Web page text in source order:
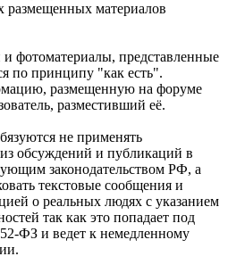
размещенных материалов
фотоматериалы, представленные
по принципу "как есть".
размещенную на форуме
разместивший её.
не применять
обсуждений и публикаций в
законодательством РФ, а
текстовые сообщения и
о реальных людях с указанием
так как это попадает под
ФЗ и ведет к немедленному